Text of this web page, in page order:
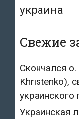
украина
Свежие
Скончался
Khristenko),
украинского
Украинская